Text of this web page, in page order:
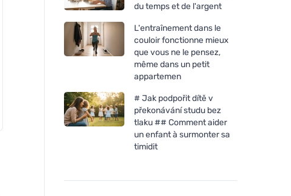
Ecoalf Bronson nerezová
du temps et de l'argent
L'entraînement dans le
couloir fonctionne mieux
que vous ne le pensez,
même dans un petit
appartemen
# Jak podpořit dítě v
překonávání studu bez
tlaku ## Comment aider
un enfant à surmonter sa
timidit